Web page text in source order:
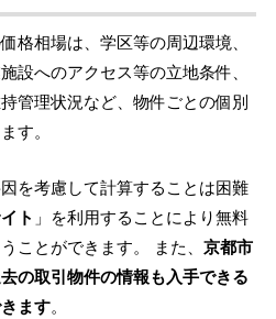
格相場は、学区等の周辺環境、
設へのアクセス等の立地条件、
管理状況など、物件ごとの個別
す。
を考慮して計算することは困難
ト 」を利用することにより無料
ことができます。 また、 京都市
の取引物件の情報も入手できる
ます。